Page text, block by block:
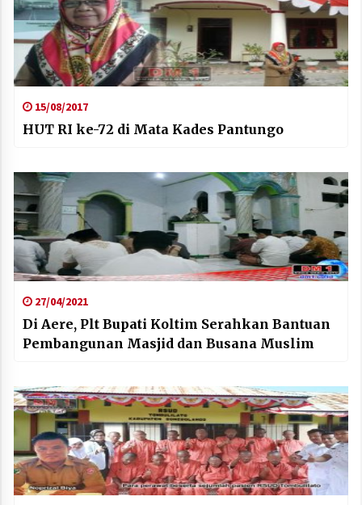
15/08/2017
HUT RI ke-72 di Mata Kades Pantungo
27/04/2021
Di Aere, Plt Bupati Koltim Serahkan Bantuan
Pembangunan Masjid dan Busana Muslim